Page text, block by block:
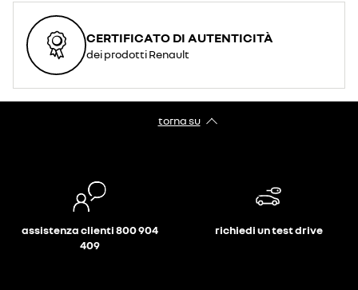
CERTIFICATO DI AUTENTICITÀ
dei prodotti Renault
torna su
assistenza clienti 800 904
409
richiedi un test drive